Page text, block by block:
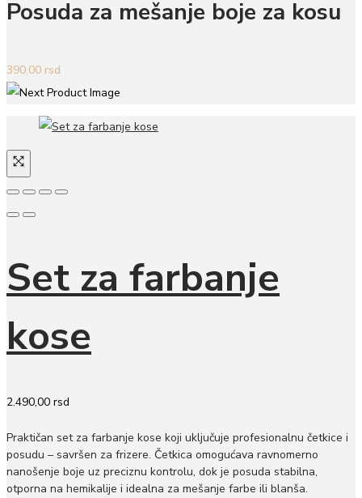
Posuda za mešanje boje za kosu
390,00 rsd
Set za farbanje
kose
2.490,00 rsd
Praktičan set za farbanje kose koji uključuje profesionalnu četkice i
posudu – savršen za frizere. Četkica omogućava ravnomerno
nanošenje boje uz preciznu kontrolu, dok je posuda stabilna,
otporna na hemikalije i idealna za mešanje farbe ili blanša.